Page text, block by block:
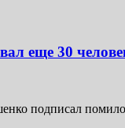
еще 30
подписал